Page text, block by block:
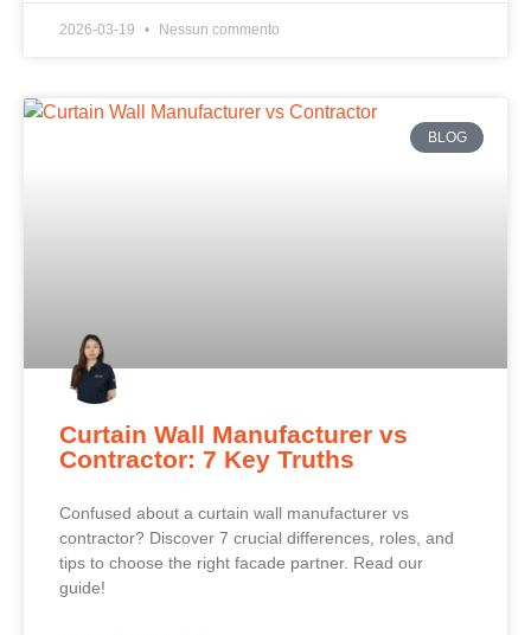
2026-03-19 Nessun commento
BLOG
Curtain Wall Manufacturer vs
Contractor: 7 Key Truths
Confused about a curtain wall manufacturer vs
contractor? Discover 7 crucial differences, roles, and
tips to choose the right facade partner. Read our
guide!